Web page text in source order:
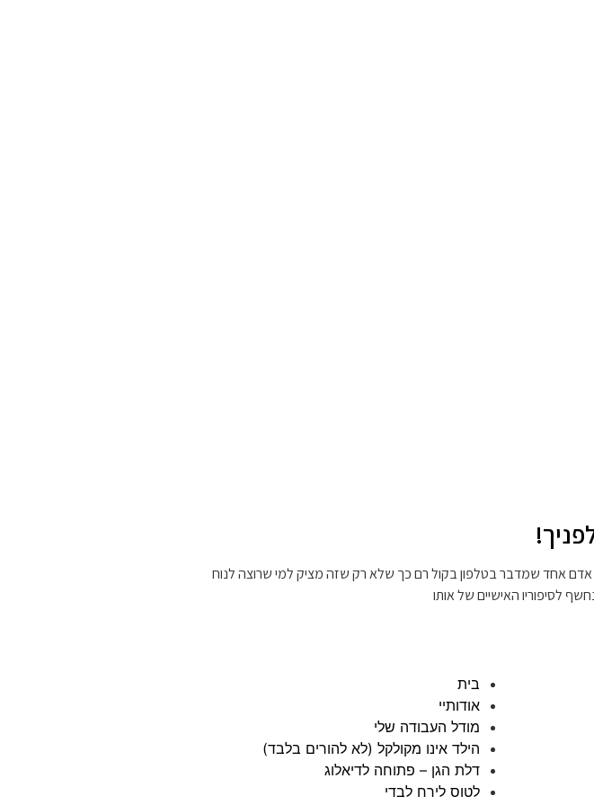
אדם אחד שמדבר בטלפון בקול רם כך שלא רק שזה מציק למי שרוצה לנוח
לסיפוריו האישיים של אותו
בית
אודותיי
מודל העבודה שלי
הילד אינו מקולקל (לא להורים בלבד)
דלת הגן – פתוחה לדיאלוג
לטוס לירח לבדי